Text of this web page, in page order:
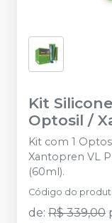
Kit
Optosil /
Kit com 1
Xantopren VL
(60ml).
Código do
de: R$ 339,00